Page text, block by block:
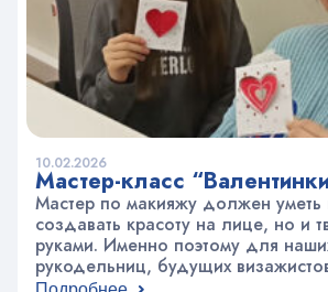
10.02.2026
Мастер-класс
Мастер по макияжу должен уметь
создавать красоту на лице, но и
руками. Именно поэтому для
рукодельниц, будущих